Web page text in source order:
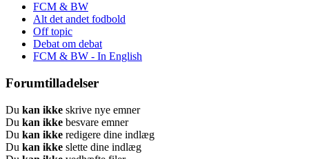
FCM & BW
Alt det andet fodbold
Off topic
Debat om debat
FCM & BW - In English
Forumtilladelser
Du kan ikke skrive nye emner
Du kan ikke besvare emner
Du kan ikke redigere dine indlæg
Du kan ikke slette dine indlæg